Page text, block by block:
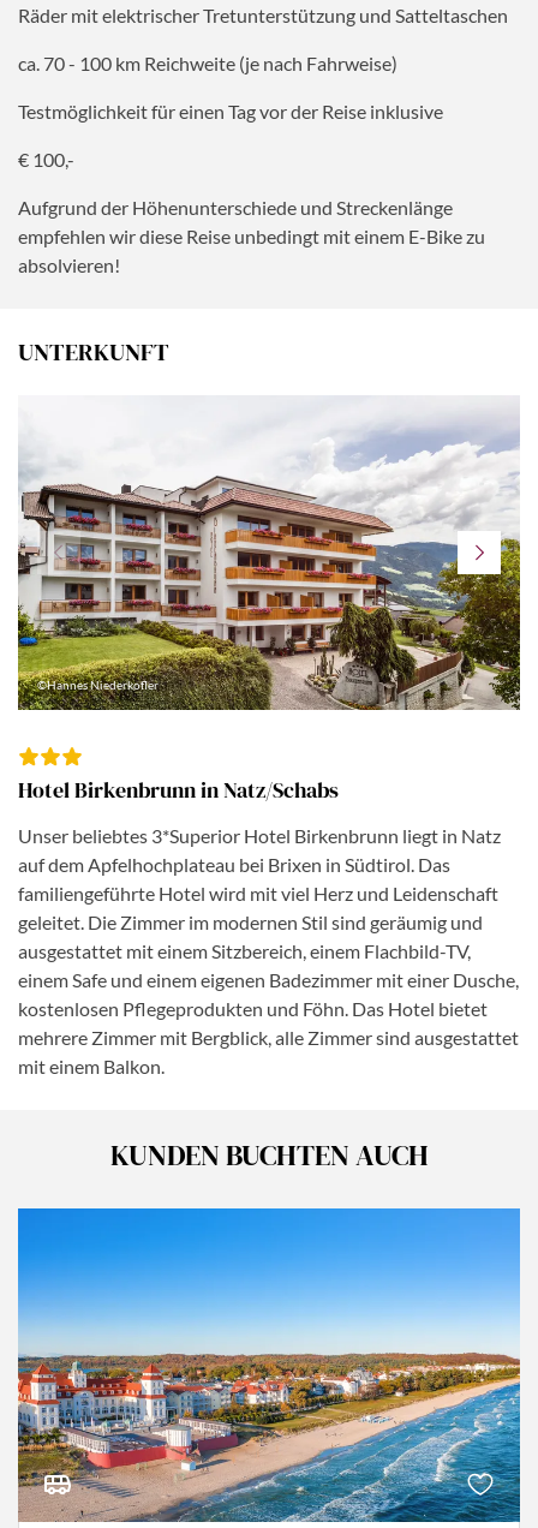
Räder mit elektrischer Tretunterstützung und Satteltaschen
ca. 70 - 100 km Reichweite (je nach Fahrweise)
Testmöglichkeit für einen Tag vor der Reise inklusive
€ 100,-
Aufgrund der Höhenunterschiede und Streckenlänge
empfehlen wir diese Reise unbedingt mit einem E-Bike zu
absolvieren!
UNTERKUNFT
©Hannes Niederkofler
Hotel Birkenbrunn in Natz/Schabs
Unser beliebtes 3*Superior Hotel Birkenbrunn liegt in Natz
auf dem Apfelhochplateau bei Brixen in Südtirol. Das
familiengeführte Hotel wird mit viel Herz und Leidenschaft
geleitet. Die Zimmer im modernen Stil sind geräumig und
ausgestattet mit einem Sitzbereich, einem Flachbild-TV,
einem Safe und einem eigenen Badezimmer mit einer Dusche,
kostenlosen Pflegeprodukten und Föhn. Das Hotel bietet
mehrere Zimmer mit Bergblick, alle Zimmer sind ausgestattet
mit einem Balkon.
KUNDEN BUCHTEN AUCH